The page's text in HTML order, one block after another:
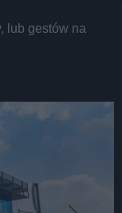
lub gestów na